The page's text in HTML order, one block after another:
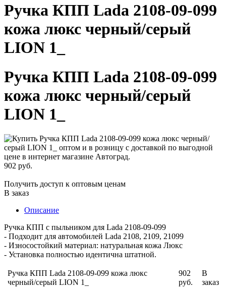
Ручка КПП Lada 2108-09-099
кожа люкс черный/серый
LION 1_
Ручка КПП Lada 2108-09-099
кожа люкс черный/серый
LION 1_
902 руб.
Получить доступ к оптовым ценам
В заказ
Описание
Ручка КПП с пыльником для Lada 2108-09-099
- Подходит для автомобилей Lada 2108, 2109, 21099
- Износостойкий материал: натуральная кожа Люкс
- Установка полностью идентична штатной.
Ручка КПП Lada 2108-09-099 кожа люкс
черный/серый LION 1_
902
руб.
В
заказ